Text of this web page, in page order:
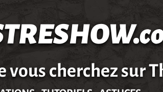
vous cherchez sur